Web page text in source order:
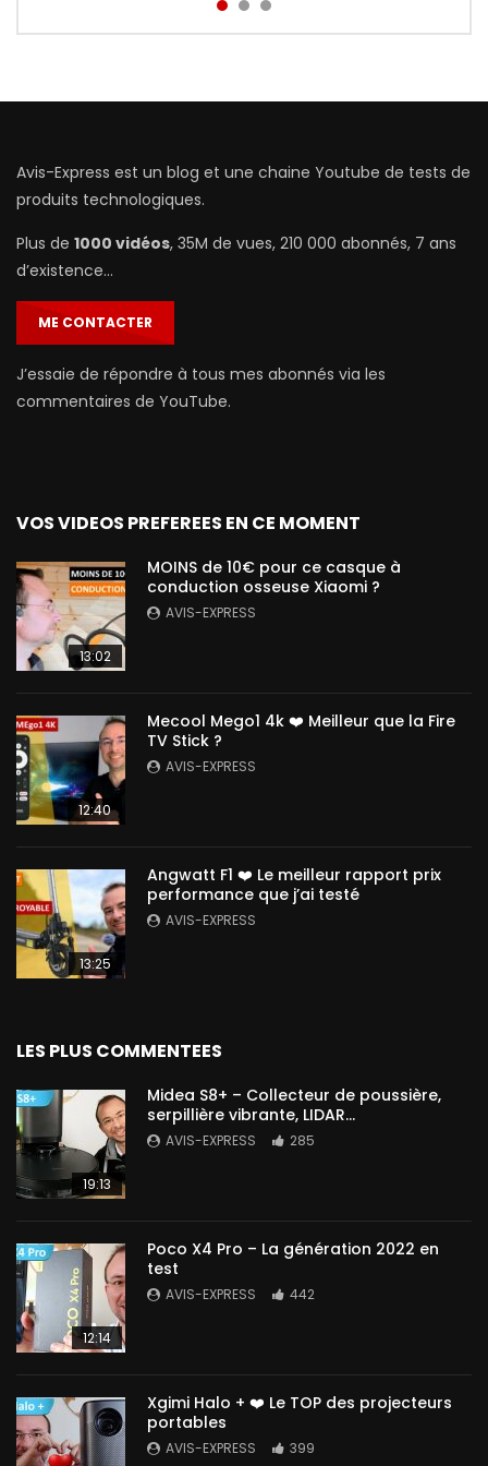
Avis-Express est un blog et une chaine Youtube de tests de
produits technologiques.
Plus de 1000 vidéos, 35M de vues, 210 000 abonnés, 7 ans
d’existence…
ME CONTACTER
J’essaie de répondre à tous mes abonnés via les
commentaires de YouTube.
VOS VIDEOS PREFEREES EN CE MOMENT
13:02
MOINS de 10€ pour ce casque à
conduction osseuse Xiaomi ?
AVIS-EXPRESS
12:40
Mecool Mego1 4k ❤️ Meilleur que la Fire
TV Stick ?
AVIS-EXPRESS
13:25
Angwatt F1 ❤️ Le meilleur rapport prix
performance que j’ai testé
AVIS-EXPRESS
LES PLUS COMMENTEES
19:13
Midea S8+ – Collecteur de poussière,
serpillière vibrante, LIDAR…
AVIS-EXPRESS 285
12:14
Poco X4 Pro – La génération 2022 en
test
AVIS-EXPRESS 442
Xgimi Halo + ❤️ Le TOP des projecteurs
portables
AVIS-EXPRESS 399